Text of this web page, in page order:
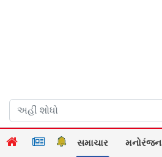
સમાચાર મનોરંજન